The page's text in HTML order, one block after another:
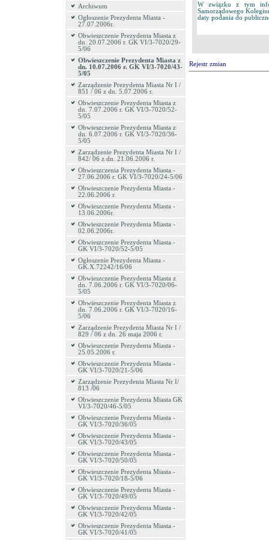
Archiwum
Ogłoszenie Prezydenta Miasta -
27.07.2006r.
Obwieszczenie Prezydenta Miasta z
dn. 20.07.2006 r. GK VI/3-7020/29-
5/06
Obwieszczenie Prezydenta Miasta z
dn. 10.07.2006 r. GK VI/3-7020/43-
5/05
Zarządzenie Prezydenta Miasta Nr I /
851 / 06 z dn. 5.07.2006 r.
Obwieszczenie Prezydenta Miasta z
dn. 7.07.2006 r. GK VI/3-7020/52-
5/05
Obwieszczenie Prezydenta Miasta z
dn. 6.07.2006 r. GK VI/3-7020/36-
5/05
Zarządzenie Prezydenta Miasta Nr I /
842/ 06 z dn. 21.06.2006 r.
Obwieszczenia Prezydenta Miasta -
27.06.2006 r. GK VI/3-7020/24-5/06
Obwieszczenie Prezydenta Miasta -
22.06.2006 r.
Obwieszczenie Prezydenta Miasta -
13.06.2006r.
Obwieszczenie Prezydenta Miasta -
02.06.2006r.
Obwieszczenie Prezydenta Miasta -
GK VI/3-7020/52-5/05
Ogłoszenie Prezydenta Miasta -
GK.X.72242/16/06
Obwieszczenie Prezydenta Miasta z
dn. 7.06.2006 r. GK VI/3-7020/06-
5/05
Obwieszczenie Prezydenta Miasta z
dn. 7.06.2006 r. GK VI/3-7020/16-
5/06
Zarządzenie Prezydenta Miasta Nr I /
829 / 06 z dn. 26 maja 2006 r.
Obwieszczenie Prezydenta Miasta -
25.05.2006 r.
Obwieszczenie Prezydenta Miasta -
GK VI/3-7020/21-5/06
Zarządzenie Prezydenta Miasta Nr I/
813 /06
Obwieszczenie Prezydenta Miasta GK
VI/3-7020/46-5/05
Obwieszczenie Prezydenta Miasta -
GK VI/3-7020/36/05
Obwieszczenie Prezydenta Miasta -
GK VI/3-7020/43/05
Obwieszczenie Prezydenta Miasta -
GK VI/3-7020/50/05
Obwieszczenie Prezydenta Miasta -
GK VI/3-7020/18-5/06
Obwieszczenie Prezydenta Miasta -
GK VI/3-7020/49/05
Obwieszczenie Prezydenta Miasta -
GK VI/3-7020/42/05
Obwieszczenie Prezydenta Miasta -
GK VI/3-7020/41/05
W związku z tym
Samorządowego
daty podania do
Rejestr zmian